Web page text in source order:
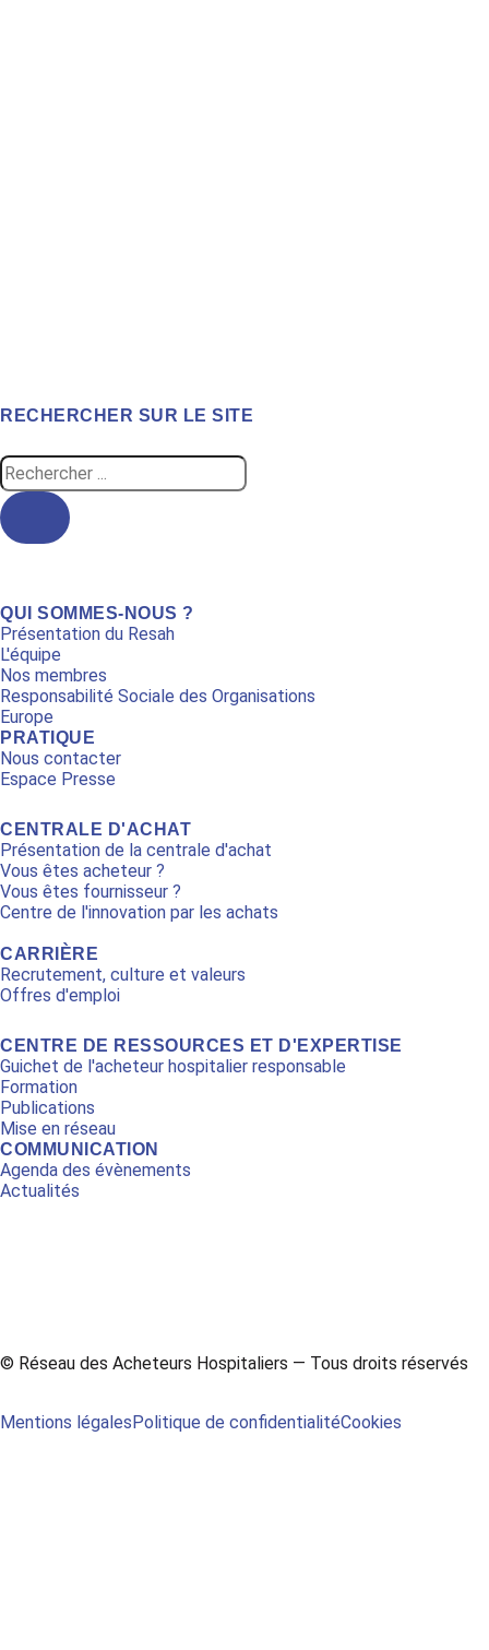
RECHERCHER SUR LE SITE
Search
...
QUI SOMMES-NOUS ?
Présentation du Resah
L'équipe
Nos membres
Responsabilité Sociale des Organisations
Europe
PRATIQUE
Nous contacter
Espace Presse
CENTRALE D'ACHAT
Présentation de la centrale d'achat
Vous êtes acheteur ?
Vous êtes fournisseur ?
Centre de l'innovation par les achats
CARRIÈRE
Recrutement, culture et valeurs
Offres d'emploi
CENTRE DE RESSOURCES ET D'EXPERTISE
Guichet de l'acheteur hospitalier responsable
Formation
Publications
Mise en réseau
COMMUNICATION
Agenda des évènements
Actualités
n
e
u
u
© Réseau des Acheteurs Hospitaliers — Tous droits réservés
Mentions légalesPolitique de confidentialitéCookies